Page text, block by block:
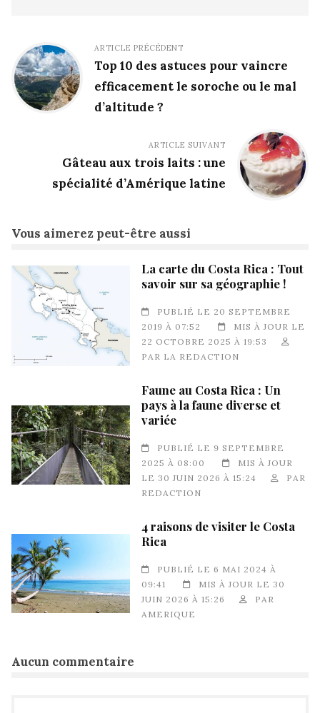
ARTICLE PRÉCÉDENT
Top 10 des astuces pour vaincre
efficacement le soroche ou le mal
d’altitude ?
ARTICLE SUIVANT
Gâteau aux trois laits : une
spécialité d’Amérique latine
Vous aimerez peut-être aussi
La carte du Costa Rica : Tout
savoir sur sa géographie !
PUBLIÉ LE 20 SEPTEMBRE
2019 À 07:52
MIS À JOUR LE
22 OCTOBRE 2025 À 19:53
PAR LA REDACTION
Faune au Costa Rica : Un
pays à la faune diverse et
variée
PUBLIÉ LE 9 SEPTEMBRE
2025 À 08:00
MIS À JOUR
LE 30 JUIN 2026 À 15:24
PAR
REDACTION
4 raisons de visiter le Costa
Rica
PUBLIÉ LE 6 MAI 2024 À
09:41
MIS À JOUR LE 30
JUIN 2026 À 15:26
PAR
AMERIQUE
Aucun commentaire